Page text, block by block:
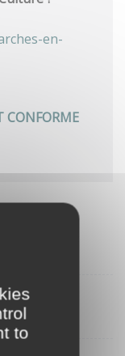
to
en-
CONFORME